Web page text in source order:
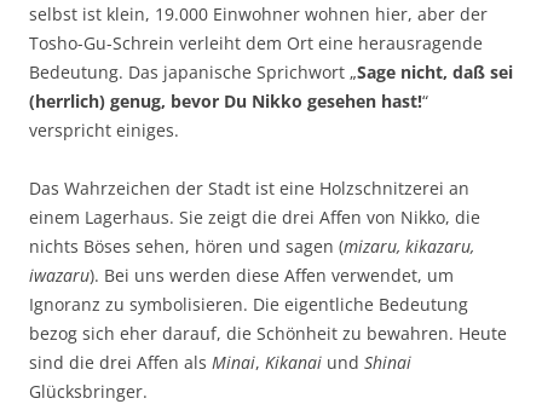
selbst ist klein, 19.000 Einwohner wohnen hier, aber der
Tosho-Gu-Schrein verleiht dem Ort eine herausragende
Bedeutung. Das japanische Sprichwort „Sage nicht, daß sei
(herrlich) genug, bevor Du Nikko gesehen hast!“
verspricht einiges.
Das Wahrzeichen der Stadt ist eine Holzschnitzerei an
einem Lagerhaus. Sie zeigt die drei Affen von Nikko, die
nichts Böses sehen, hören und sagen (mizaru, kikazaru,
iwazaru). Bei uns werden diese Affen verwendet, um
Ignoranz zu symbolisieren. Die eigentliche Bedeutung
bezog sich eher darauf, die Schönheit zu bewahren. Heute
sind die drei Affen als Minai, Kikanai und Shinai
Glücksbringer.